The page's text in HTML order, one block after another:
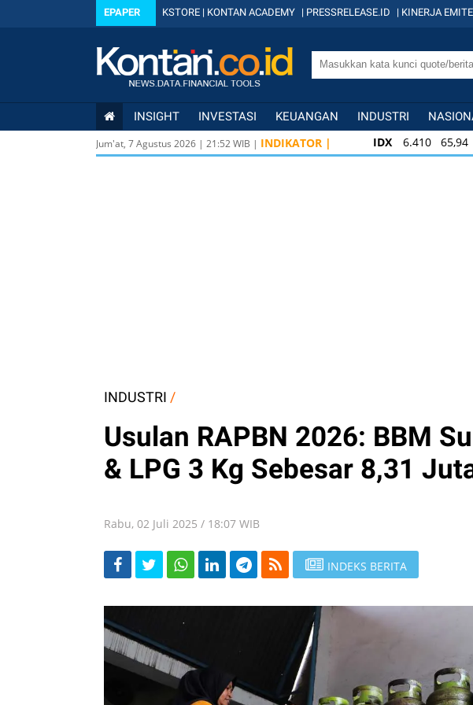
EPAPER KSTORE | KONTAN ACADEMY | PRESSRELEASE.ID | KINERJA
INSIGHT INVESTASI KEUANGAN INDUSTRI
Jum'at, 7 Agustus 2026 | 21:52WIB | INDIKATOR | IDX 6.410 65,94
KOMPAS100
INDUSTRI /
Usulan RAPBN 2026: BBM
& LPG 3 Kg Sebesar 8,31
Rabu, 02 Juli 2025 / 18:07 WIB
INDEKS BERITA